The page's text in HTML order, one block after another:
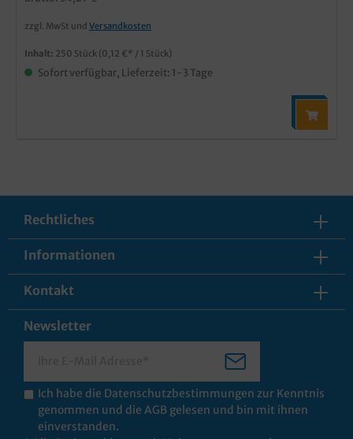
zzgl. MwSt und Versandkosten
Inhalt: 250 Stück (0,12 €* / 1 Stück)
Sofort verfügbar, Lieferzeit: 1-3 Tage
Rechtliches
Informationen
Kontakt
Newsletter
Ich habe die Datenschutzbestimmungen zur Kenntnis
genommen und die AGB gelesen und bin mit ihnen
einverstanden.